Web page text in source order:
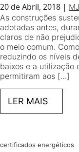
20 de Abril, 2018 |
As construções
adotadas antes,
claros de não
o meio comum.
reduzindo os níveis
baixos e a utilização
permitiram aos […]
LER MAIS
certificados energéticos